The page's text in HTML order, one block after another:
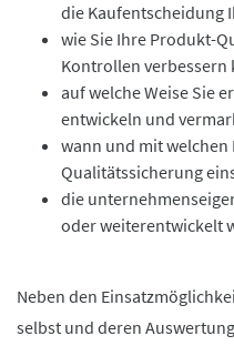
die Kaufentscheidung
wie Sie Ihre Produkt-
Kontrollen verbessern
auf welche Weise Sie
entwickeln und
wann und mit
Qualitätssicherung
die
oder weiterentwickelt
Neben den
selbst und deren